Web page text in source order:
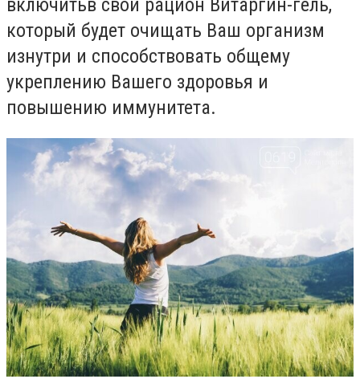
включитьв свой рацион Витаргин-гель,
который будет очищать Ваш организм
изнутри и способствовать общему
укреплению Вашего здоровья и
повышению иммунитета.